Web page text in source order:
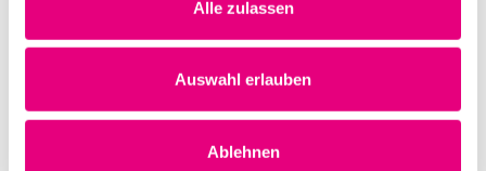
Alle zulassen
Auswahl erlauben
Ablehnen
Nightmares on Wax
Learn more